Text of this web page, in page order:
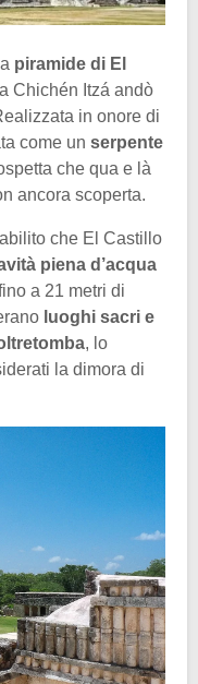
piramide di El
Chichén Itzá andò
in onore di
come un serpente
che qua e là
ancora scoperta.
che El Castillo
piena d’acqua
a 21 metri di
luoghi sacri e
, lo
la dimora di